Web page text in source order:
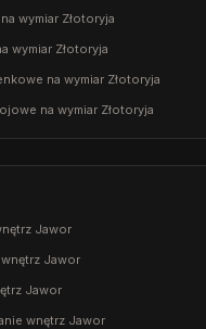
wymiar Złotoryja
wymiar Złotoryja
na wymiar Złotoryja
na wymiar Złotoryja
Jawor
Jawor
Jawor
wnętrz Jawor